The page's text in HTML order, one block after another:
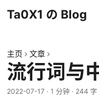
Ta0X1 の Blog
主页 文章
流行词与
2022-07-17 · 1 分钟 · 244 字